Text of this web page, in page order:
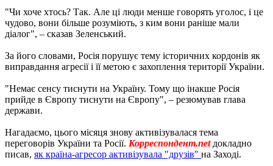
"Чи хоче хтось? Так. Але ці люди менше говорять уголос, і це
чудово, вони більше розуміють, з ким вони раніше мали
діалог", – сказав Зеленський.
За його словами, Росія порушує тему історичних кордонів як
виправдання агресії і її метою є захоплення території України.
"Немає сенсу тиснути на Україну. Тому що інакше Росія
прийде в Європу тиснути на Європу", – резюмував глава
держави.
Нагадаємо, цього місяця знову активізувалася тема
переговорів України та Росії. Корреспондент.netдокладно
писав, як країна-агресор активізувала "друзів" на Заході.